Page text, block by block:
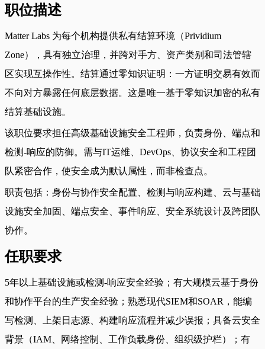
职位描述
Matter Labs 为每个机构提供私有结算环境（Prividium
Zone），具有独立治理，并跨对手方、资产类别和司法管辖
区实现互操作性。结算通过零知识证明：一方证明交易有效而
不向对方暴露任何底层数据。这是唯一基于零知识加密的私有
结算基础设施。
该职位要求担任高级基础设施安全工程师，负责身份、端点和
检测-响应的防御。需与IT运维、DevOps、协议安全和工程团
队紧密合作，使安全成为默认属性，而非检查点。
职责包括：身份与协作安全配置、检测与响应构建、云与基础
设施安全加固、端点安全、事件响应、安全系统设计及跨团队
协作。
任职要求
5年以上基础设施或检测-响应安全经验；有大规模云基于身份
和协作平台的生产安全经验；熟悉现代SIEM和SOAR，能编
写检测、上架日志源、构建响应流程并减少误报；具备云安全
背景（IAM、网络控制、工作负载身份、组织级护栏）；有